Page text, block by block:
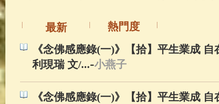
最新
熱門度
《念佛感應錄(一)》【拾】平生業成
利現瑞 文/...-小燕子
《念佛感應錄(一)》【拾】平生業成